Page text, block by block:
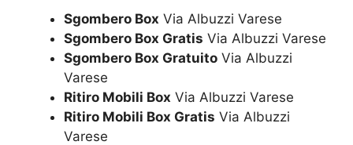
Sgombero Box Via Albuzzi Varese
Sgombero Box Gratis Via Albuzzi Varese
Sgombero Box Gratuito Via Albuzzi
Varese
Ritiro Mobili Box Via Albuzzi Varese
Ritiro Mobili Box Gratis Via Albuzzi
Varese